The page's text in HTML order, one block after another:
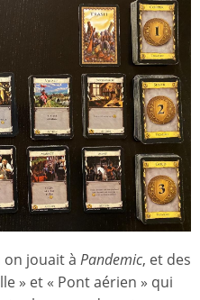
on jouait à Pandemic, et des
» et « Pont aérien » qui